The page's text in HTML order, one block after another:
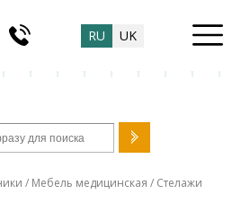
RU UK
поиска
/ Мебель медицинская / Стелажи